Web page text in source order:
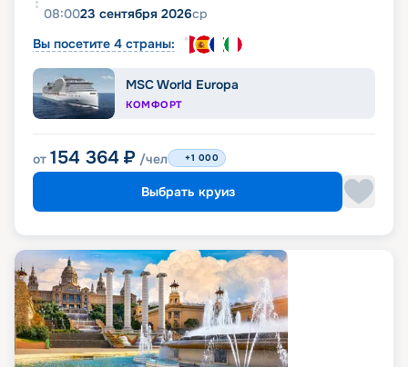
08:0023 сентября 2026ср
Вы посетите 4 страны:
MSC World Europa
КОМФОРТ
от 154 364 ₽ /чел +1 000
Выбрать круиз